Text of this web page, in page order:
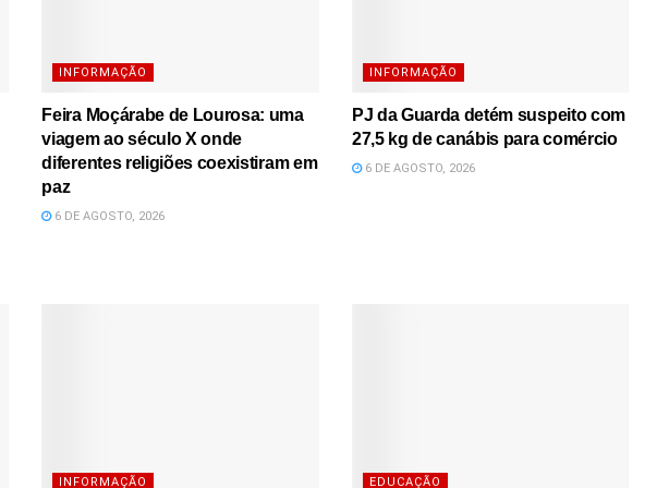
INFORMAÇÃO
Feira Moçárabe de Lourosa: uma
viagem ao século X onde
diferentes religiões coexistiram em
paz
6 DE AGOSTO, 2026
INFORMAÇÃO
PJ da Guarda detém suspeito com
27,5 kg de canábis para comércio
6 DE AGOSTO, 2026
INFORMAÇÃO EDUCAÇÃO